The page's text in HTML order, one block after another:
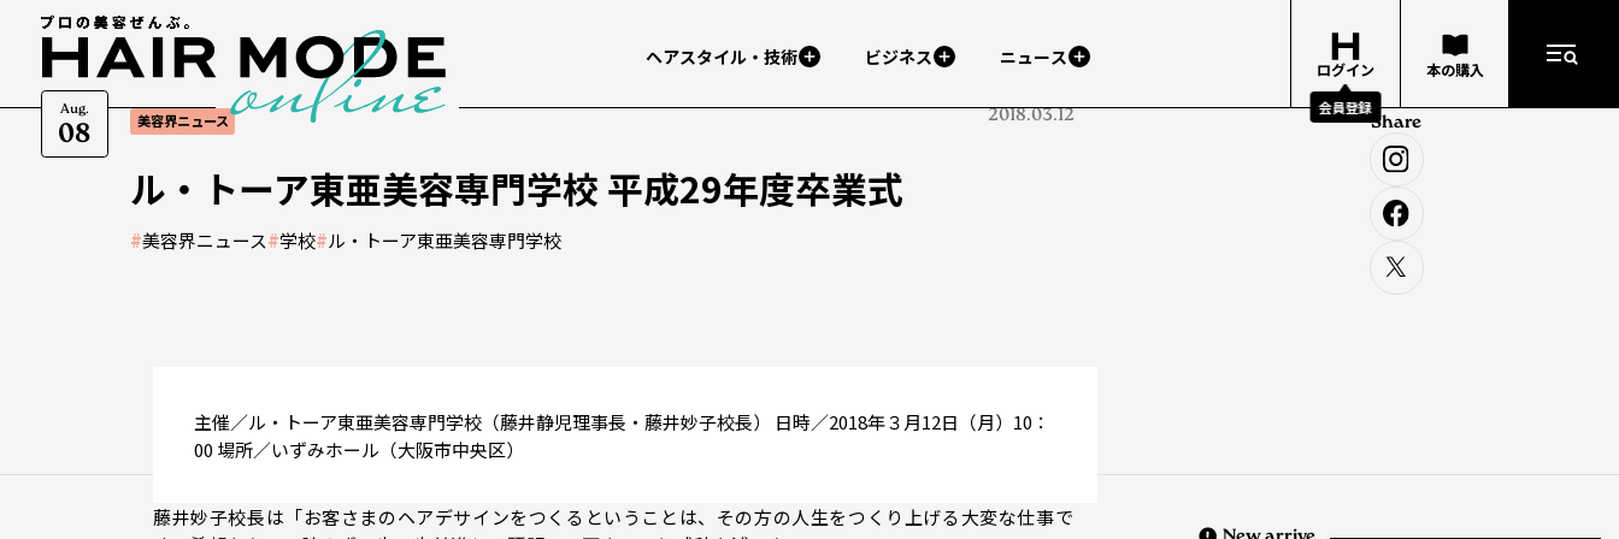
Aug.
08
ヘアスタイル・技術 ビジネス ニュース
ログイン
会員登録
本の購入
美容界ニュース 2018.03.12
ル・トーア東亜美容専門学校 平成29年度卒業式
#美容界ニュース#学校#ル・トーア東亜美容専門学校
Share
主催／ル・トーア東亜美容専門学校（藤井静児理事長・藤井妙子校長） 日時／2018年３月12日（月）10：
00 場所／いずみホール（大阪市中央区）
藤井妙子校長は「お客さまのヘアデサインをつくるということは、その方の人生をつくり上げる大変な仕事で